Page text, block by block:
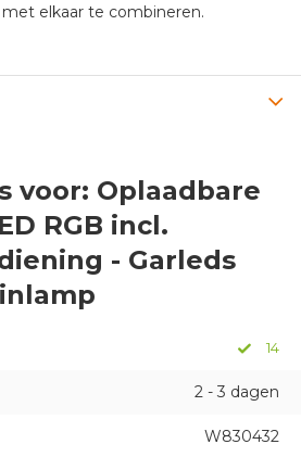
elkaar te combineren.
voor: Oplaadbare
RGB incl.
- Garleds
14
2 - 3 dagen
W830432